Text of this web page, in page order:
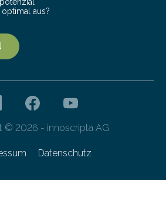
aus?
© 2026 - innoscripta AG
Datenschutz